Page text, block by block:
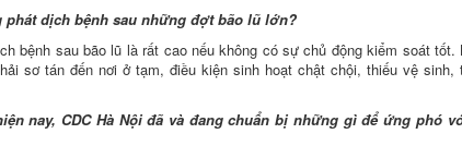
phát dịch bệnh sau những đợt bão lũ lớn?
bệnh sau bão lũ là rất cao nếu không có sự chủ động kiểm soát
sơ tán đến nơi ở tạm, điều kiện sinh hoạt chật chội, thiếu vệ
nay, CDC Hà Nội đã và đang chuẩn bị những gì để ứng phó